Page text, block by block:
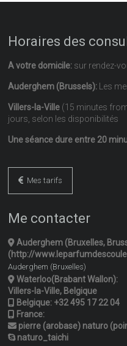
Horaires des
A votre domicile: sur rendez-
Auderghem (Brussels): Les
Villers-la-Ville (15 minutes
jours, selon les disponibilités
Une séance dure entre 20
Mes tarifs
Me contacter
Auderghem (Bruxelles,
(http://
Auderghem (Bruxelles)
Waterloo(Brabant Wallon):
Villers-la-Ville, Belgique
Belgique: +32 495 17 22 04
France:
pierre (arobase) naturo
naturo_taichi